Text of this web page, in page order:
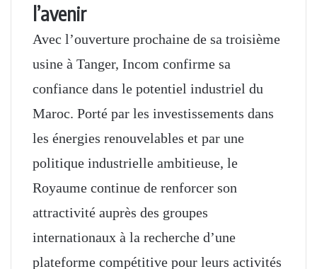
l’avenir
Avec l’ouverture prochaine de sa troisième
usine à Tanger, Incom confirme sa
confiance dans le potentiel industriel du
Maroc. Porté par les investissements dans
les énergies renouvelables et par une
politique industrielle ambitieuse, le
Royaume continue de renforcer son
attractivité auprès des groupes
internationaux à la recherche d’une
plateforme compétitive pour leurs activités